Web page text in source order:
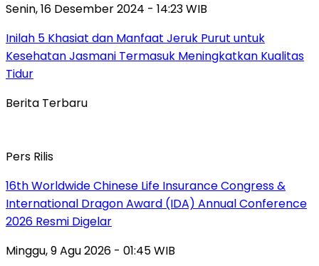
Senin, 16 Desember 2024 - 14:23 WIB
Inilah 5 Khasiat dan Manfaat Jeruk Purut untuk
Kesehatan Jasmani Termasuk Meningkatkan Kualitas
Tidur
Berita Terbaru
Pers Rilis
16th Worldwide Chinese Life Insurance Congress &
International Dragon Award (IDA) Annual Conference
2026 Resmi Digelar
Minggu, 9 Agu 2026 - 01:45 WIB